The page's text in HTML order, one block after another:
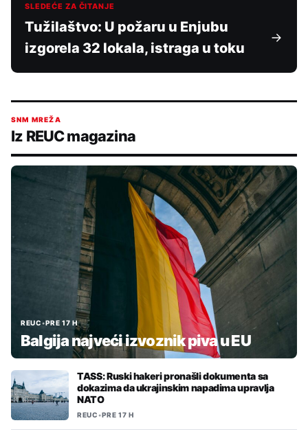
SLEDEĆE ZA ČITANJE
Tužilaštvo: U požaru u Enjubu
izgorela 32 lokala, istraga u toku
SNM MREŽA
Iz REUC magazina
REUC•PRE 17 H
Balgija najveći izvoznik piva u EU
TASS: Ruski hakeri pronašli dokumenta sa
dokazima da ukrajinskim napadima upravlja
NATO
REUC•PRE 17 H